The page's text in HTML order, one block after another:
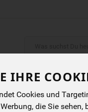
IHRE
Cookies und
die Sie
BIOKISTEN